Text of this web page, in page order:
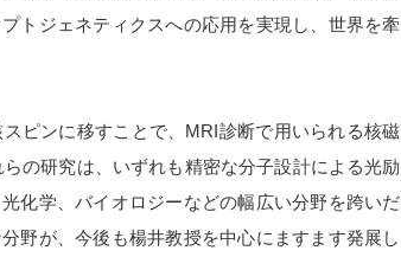
トジェネティクスへの応用を実現し、世界を牽
ピンに移すことで、MRI診断で用いられる核磁
の研究は、いずれも精密な分子設計による光励
化学、バイオロジーなどの幅広い分野を跨いだ
野が、今後も楊井教授を中心にますます発展し